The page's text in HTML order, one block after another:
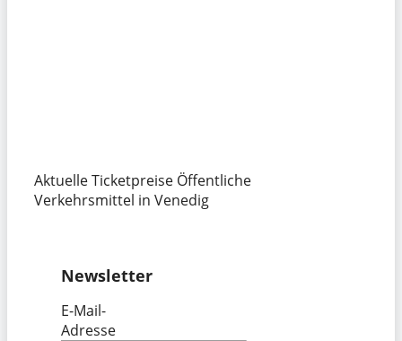
Aktuelle Ticketpreise Öffentliche
Verkehrsmittel in Venedig
Newsletter
E-Mail-
Adresse